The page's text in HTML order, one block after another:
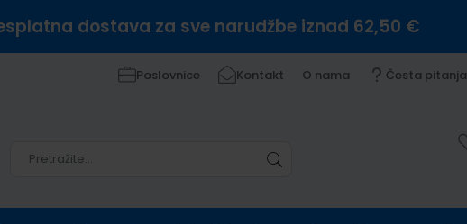
dostava za sve narudžbe iznad 62,50 €
Poslovnice Kontakt O nama Česta pitanja